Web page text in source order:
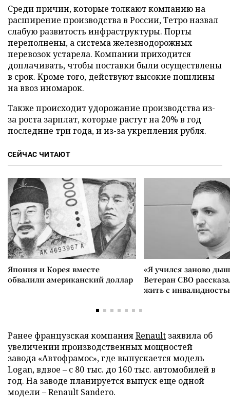
Среди причин, которые толкают компанию на
расширение производства в России, Тетро назвал
слабую развитость инфраструктуры. Порты
переполнены, а система железнодорожных
перевозок устарела. Компании приходится
доплачивать, чтобы поставки были осуществлены
в срок. Кроме того, действуют высокие пошлины
на ввоз иномарок.
Также происходит удорожание производства из-
за роста зарплат, которые растут на 20% в год
последние три года, и из-за укрепления рубля.
СЕЙЧАС ЧИТАЮТ
Япония и Корея вместе
обвалили американский доллар
«Я учился заново
Ветеран СВО
жить с
Ранее французская компанияRenault заявила об
увеличении производственных мощностей
завода «Автофрамос», где выпускается модель
Logan, вдвое – с 80 тыс. до 160 тыс. автомобилей в
год. На заводе планируется выпуск еще одной
модели – Renault Sandero.